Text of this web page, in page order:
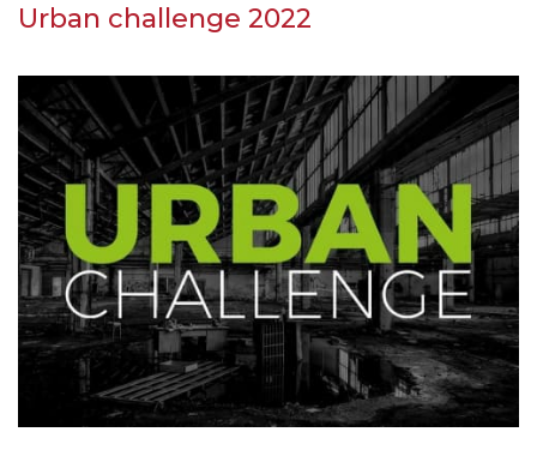
Urban challenge 2022